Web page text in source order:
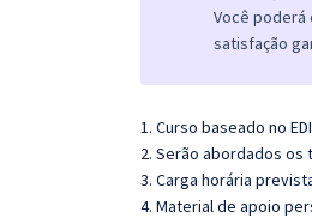
Você poderá
satisfação
1. Curso baseado no
2. Serão abordados
3. Carga horária
4. Material de apoio